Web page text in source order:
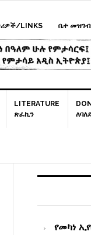
LINKS ቤተ
LITERATURE
ጽፈኪን
የመካነ